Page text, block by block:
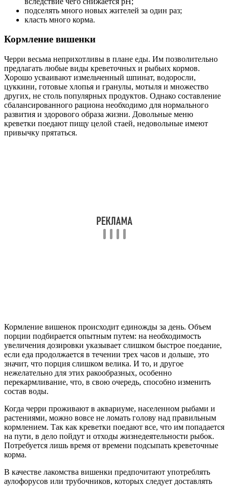
подселять много новых жителей за один раз;
класть много корма.
Кормление вишенки
Черри весьма неприхотливы в плане еды. Им позволительно
предлагать любые виды креветочных и рыбьих кормов.
Хорошо усваивают измельченный шпинат, водоросли,
цуккини, готовые хлопья и гранулы, мотыля и множество
других, не столь популярных продуктов. Однако составление
сбалансированного рациона необходимо для нормального
развития и здорового образа жизни. Довольные меню
креветки поедают пищу целой стаей, недовольные имеют
привычку прятаться.
Кормление вишенок происходит единожды за день. Объем
порции подбирается опытным путем: на необходимость
увеличения дозировки указывает слишком быстрое поедание,
если еда продолжается в течении трех часов и дольше, это
значит, что порция слишком велика. И то, и другое
нежелательно для этих ракообразных, особенно
перекармливание, что, в свою очередь, способно изменить
состав воды.
Когда черри проживают в аквариуме, населенном рыбами и
растениями, можно вовсе не ломать голову над правильным
кормлением. Так как креветки поедают все, что им попадается
на пути, в дело пойдут и отходы жизнедеятельности рыбок.
Потребуется лишь время от времени подсыпать креветочные
корма.
В качестве лакомства вишенки предпочитают употреблять
аулофорусов или трубочников, которых следует доставлять